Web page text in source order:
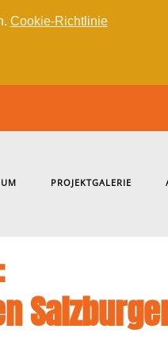
Cookie-Richtlinie
PROJEKTGALERIE